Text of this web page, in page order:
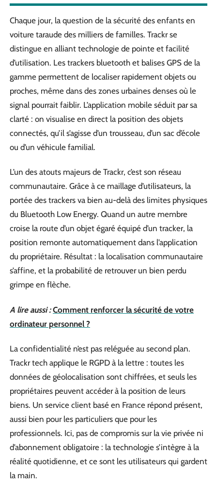
Chaque jour, la question de la sécurité des enfants en
voiture taraude des milliers de familles. Trackr se
distingue en alliant technologie de pointe et facilité
d’utilisation. Les trackers bluetooth et balises GPS de la
gamme permettent de localiser rapidement objets ou
proches, même dans des zones urbaines denses où le
signal pourrait faiblir. L’application mobile séduit par sa
clarté : on visualise en direct la position des objets
connectés, qu’il s’agisse d’un trousseau, d’un sac d’école
ou d’un véhicule familial.
L’un des atouts majeurs de Trackr, c’est son réseau
communautaire. Grâce à ce maillage d’utilisateurs, la
portée des trackers va bien au-delà des limites physiques
du Bluetooth Low Energy. Quand un autre membre
croise la route d’un objet égaré équipé d’un tracker, la
position remonte automatiquement dans l’application
du propriétaire. Résultat : la localisation communautaire
s’affine, et la probabilité de retrouver un bien perdu
grimpe en flèche.
A lire aussi : Comment renforcer la sécurité de votre
ordinateur personnel ?
La confidentialité n’est pas reléguée au second plan.
Trackr tech applique le RGPD à la lettre : toutes les
données de géolocalisation sont chiffrées, et seuls les
propriétaires peuvent accéder à la position de leurs
biens. Un service client basé en France répond présent,
aussi bien pour les particuliers que pour les
professionnels. Ici, pas de compromis sur la vie privée ni
d’abonnement obligatoire : la technologie s’intègre à la
réalité quotidienne, et ce sont les utilisateurs qui gardent
la main.